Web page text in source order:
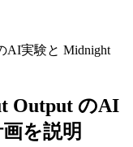
AI実験と Midnight
Output のAI
を説明